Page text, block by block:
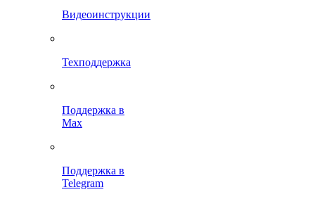
Видеоинструкции
Техподдержка
Поддержка в
Max
Поддержка в
Telegram